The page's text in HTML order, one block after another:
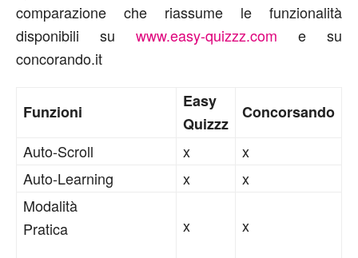
comparazione che riassume le funzionalità
disponibili su www.easy-quizzz.com e su
concorando.it
Funzioni
Easy
Quizzz
Concorsando
Auto-Scroll
x
x
Auto-Learning
x
x
Modalità
Pratica
x x